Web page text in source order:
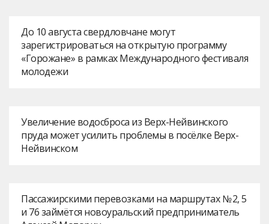
До 10 августа свердловчане могут
зарегистрироваться на открытую программу
«Горожане» в рамках Международного фестиваля
молодежи
Увеличение водосброса из Верх-Нейвинского
пруда может усилить проблемы в посёлке Верх-
Нейвинском
Пассажирскими перевозками на маршрутах № 2, 5
и 76 займётся новоуральский предприниматель